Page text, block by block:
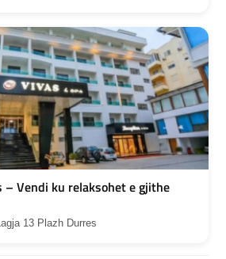
– Vendi ku relaksohet e gjithe
13 Plazh Durres